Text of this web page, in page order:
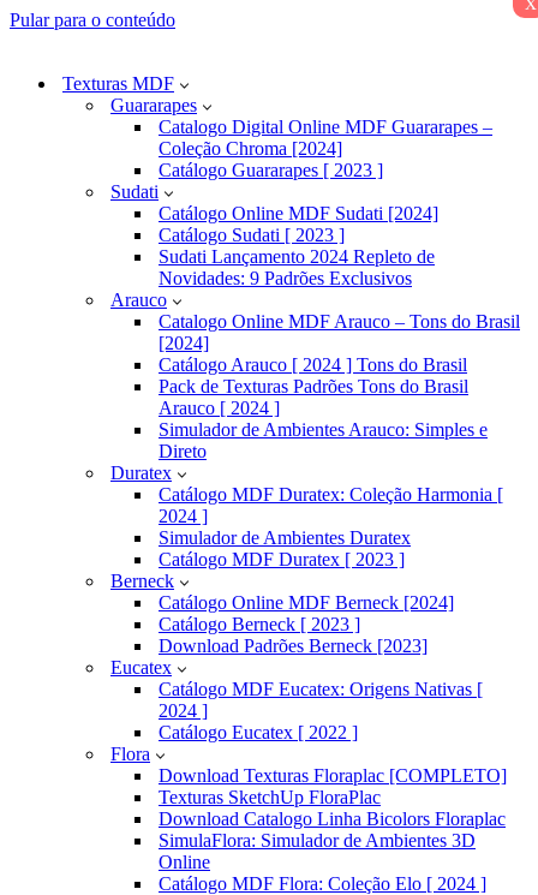
Pular para o conteúdo
Texturas MDF
Guararapes
Catalogo Digital Online MDF Guararapes –
Coleção Chroma [2024]
Catálogo Guararapes [ 2023 ]
Sudati
Catálogo Online MDF Sudati [2024]
Catálogo Sudati [ 2023 ]
Sudati Lançamento 2024 Repleto de
Novidades: 9 Padrões Exclusivos
Arauco
Catalogo Online MDF Arauco – Tons do Brasil
[2024]
Catálogo Arauco [ 2024 ] Tons do Brasil
Pack de Texturas Padrões Tons do Brasil
Arauco [ 2024 ]
Simulador de Ambientes Arauco: Simples e
Direto
Duratex
Catálogo MDF Duratex: Coleção Harmonia [
2024 ]
Simulador de Ambientes Duratex
Catálogo MDF Duratex [ 2023 ]
Berneck
Catálogo Online MDF Berneck [2024]
Catálogo Berneck [ 2023 ]
Download Padrões Berneck [2023]
Eucatex
Catálogo MDF Eucatex: Origens Nativas [
2024 ]
Catálogo Eucatex [ 2022 ]
Flora
Download Texturas Floraplac [COMPLETO]
Texturas SketchUp FloraPlac
Download Catalogo Linha Bicolors Floraplac
SimulaFlora: Simulador de Ambientes 3D
Online
Catálogo MDF Flora: Coleção Elo [ 2024 ]